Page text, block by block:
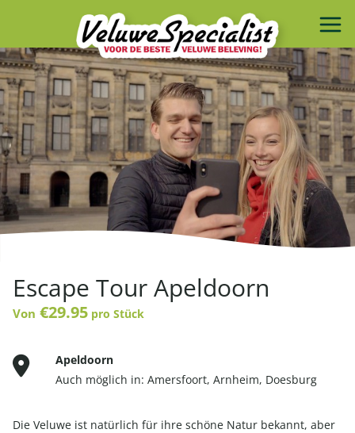
Escape Tour Apeldoorn
Von €29.95 pro Stück
Apeldoorn
Auch möglich in: Amersfoort, Arnheim, Doesburg
Die Veluwe ist natürlich für ihre schöne Natur bekannt, aber